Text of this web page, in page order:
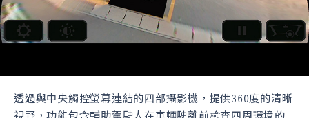
透過與中央觸控螢幕連結的四部攝影機，提供360度的清晰